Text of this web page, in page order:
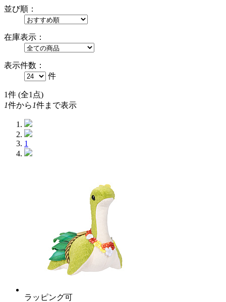
並び順：
在庫表示：
表示件数：
件
1件 (全1点)
1件から 1件まで表示
1
ラッピング可